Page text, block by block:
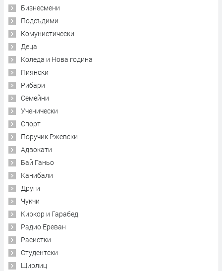
Бизнесмени
Подсъдими
Комунистически
Деца
Коледа и Нова година
Пиянски
Рибари
Семейни
Ученически
Спорт
Поручик Ржевски
Адвокати
Бай Ганьо
Канибали
Други
Чукчи
Киркор и Гарабед
Радио Ереван
Расистки
Студентски
Щирлиц